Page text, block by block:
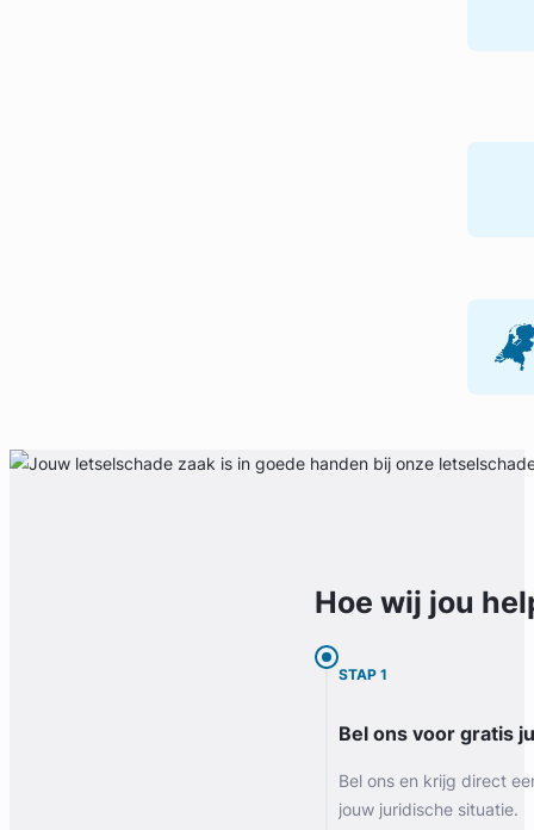
Hoe wij jou
STAP 1
Bel ons voor gratis
Bel ons en krijg direct
jouw juridische situatie.